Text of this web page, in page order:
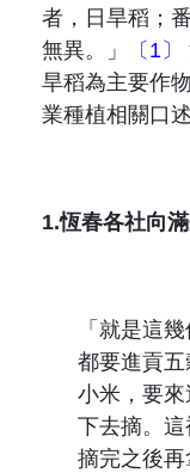
者，日旱稻；
無異。」
〔1〕
旱稻為主要作
業種植相關口
1.恆春各社向
「 就是這
都要進貢
小米，要
下去摘。這
摘完之後